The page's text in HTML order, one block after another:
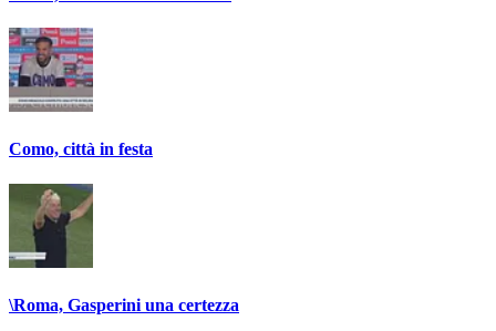
Como, città in festa
\Roma, Gasperini una certezza